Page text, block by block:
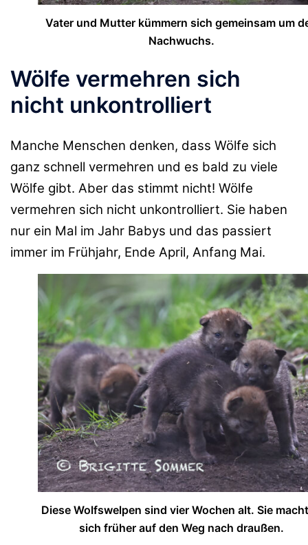
Vater und Mutter kümmern sich gemeinsam um
Nachwuchs.
Wölfe vermehren sich
nicht unkontrolliert
Manche Menschen denken, dass Wölfe sich
ganz schnell vermehren und es bald zu viele
Wölfe gibt. Aber das stimmt nicht! Wölfe
vermehren sich nicht unkontrolliert. Sie haben
nur ein Mal im Jahr Babys und das passiert
immer im Frühjahr, Ende April, Anfang Mai.
Diese Wolfswelpen sind vier Wochen alt. Sie
sich früher auf den Weg nach draußen.